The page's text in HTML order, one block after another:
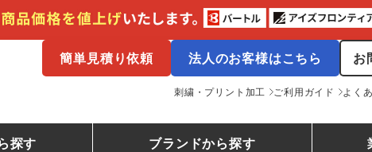
簡単見積り依頼 法人のお客様はこちら お
刺繍・プリント加工 ご利用ガイド よく
探す ブランドから探す